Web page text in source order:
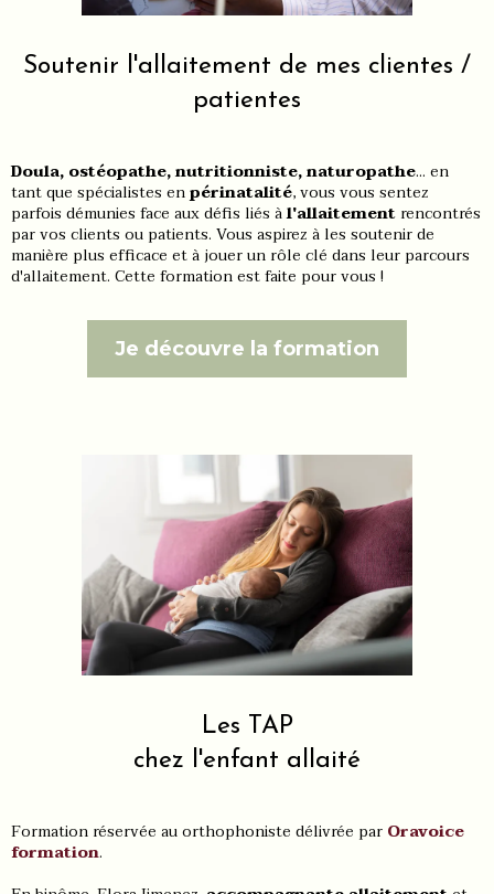
Soutenir l'allaitement de mes clientes /
patientes
Doula, ostéopathe, nutritionniste, naturopathe... en
tant que spécialistes enpérinatalité, vous vous sentez
parfois démunies face aux défis liés àl'allaitement rencontrés
par vos clients ou patients. Vous aspirez à les soutenir de
manière plus efficace et à jouer un rôle clé dans leur parcours
d'allaitement. Cette formation est faite pour vous !
Je découvre la formation
Les TAP
chez l'enfant allaité
Formation réservée au orthophoniste délivrée par Oravoice
formation.